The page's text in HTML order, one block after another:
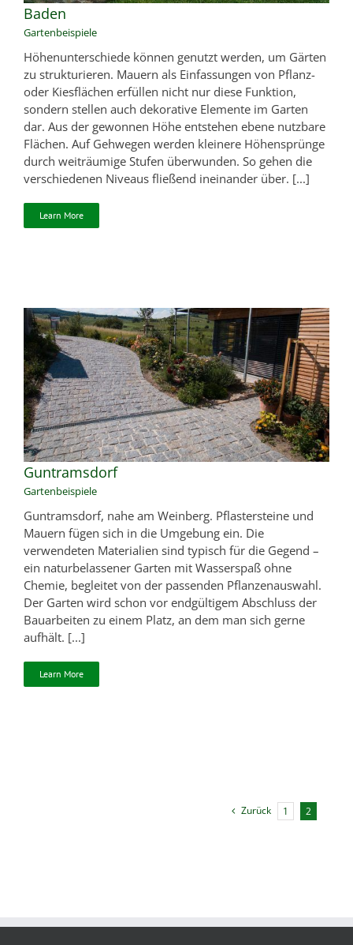
Baden
Gartenbeispiele
Höhenunterschiede können genutzt werden, um Gärten
zu strukturieren. Mauern als Einfassungen von Pflanz-
oder Kiesflächen erfüllen nicht nur diese Funktion,
sondern stellen auch dekorative Elemente im Garten
dar. Aus der gewonnen Höhe entstehen ebene nutzbare
Flächen. Auf Gehwegen werden kleinere Höhensprünge
durch weiträumige Stufen überwunden. So gehen die
verschiedenen Niveaus fließend ineinander über. [...]
Learn More
Guntramsdorf
Gartenbeispiele
Guntramsdorf, nahe am Weinberg. Pflastersteine und
Mauern fügen sich in die Umgebung ein. Die
verwendeten Materialien sind typisch für die Gegend –
ein naturbelassener Garten mit Wasserspaß ohne
Chemie, begleitet von der passenden Pflanzenauswahl.
Der Garten wird schon vor endgültigem Abschluss der
Bauarbeiten zu einem Platz, an dem man sich gerne
aufhält. [...]
Learn More
Zurück 1 2